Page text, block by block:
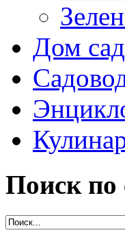
Дом
Поиск по